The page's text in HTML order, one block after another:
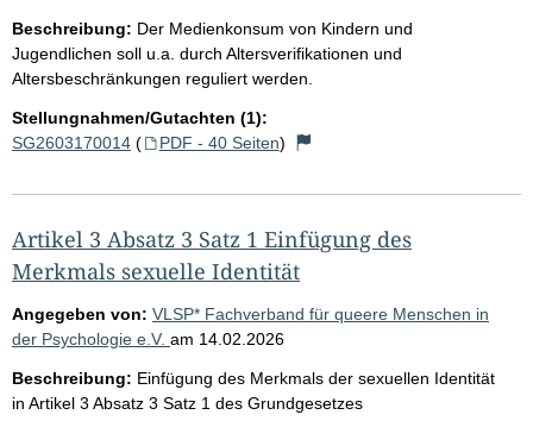
Beschreibung: Der Medienkonsum von Kindern und
Jugendlichen soll u.a. durch Altersverifikationen und
Altersbeschränkungen reguliert werden.
Stellungnahmen/Gutachten (1):
SG2603170014 ( PDF - 40 Seiten)
Artikel 3 Absatz 3 Satz 1 Einfügung des
Merkmals sexuelle Identität
Angegeben von: VLSP* Fachverband für queere Menschen in
der Psychologie e.V. am 14.02.2026
Beschreibung: Einfügung des Merkmals der sexuellen Identität
in Artikel 3 Absatz 3 Satz 1 des Grundgesetzes